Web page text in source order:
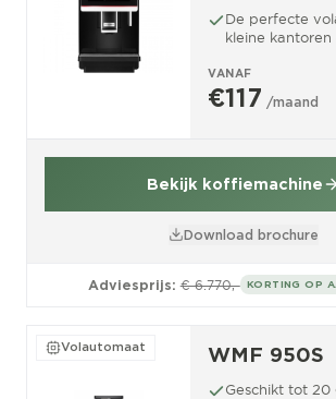
De perfecte
kleine
VANAF
€117 /maand
Bekijk koffiemachine
Download brochure
Adviesprijs: € 6.770,- KORTING OP
Volautomaat WMF 950S
Geschikt tot 20